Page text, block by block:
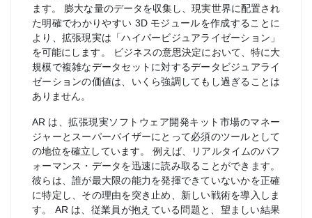
ます。 膨大な量のデータを収集し、現実世界に配置され
た明確でわかりやすい 3D モジュールを作成することに
より、拡張現実は「ハイパービジュアライゼーション」
を可能にします。 ビジネスの意思決定において、特に大
規模で複雑なデータセットに対するデータビジュアライ
ゼーションの価値は、いくら強調してもし過ぎることは
ありません。
AR は、拡張現実ソフトウェア開発キット市場のマネー
ジャーとスーパーバイザーにとって必須のツールとして
の地位を確立しています。 例えば、リアルタイムのパフ
ォーマンス・データを迅速に読み取ることができます。
彼らは、誰が最大限の能力を発揮できていないかを正確
に特定し、その理由を突き止め、新しい戦術を導入しま
す。 AR は、従業員が抱えている問題と、望ましい結果